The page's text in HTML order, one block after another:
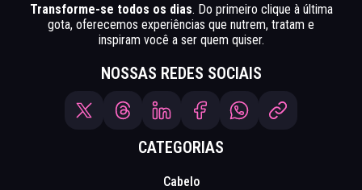
Transforme-se todos os dias. Do primeiro clique à última
gota, oferecemos experiências que nutrem, tratam e
inspiram você a ser quem quiser.
NOSSAS REDES SOCIAIS
CATEGORIAS
Cabelo